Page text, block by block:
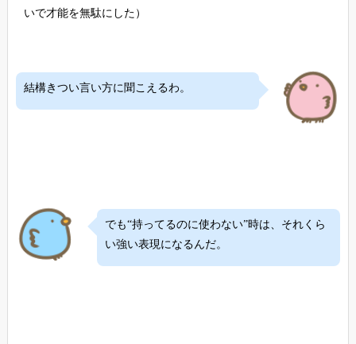
いで才能を無駄にした）
結構きつい言い方に聞こえるわ。
でも“持ってるのに使わない”時は、それくら
い強い表現になるんだ。